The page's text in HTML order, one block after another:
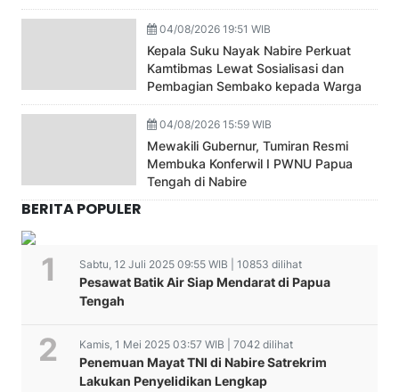
04/08/2026 19:51 WIB
Kepala Suku Nayak Nabire Perkuat
Kamtibmas Lewat Sosialisasi dan
Pembagian Sembako kepada Warga
04/08/2026 15:59 WIB
Mewakili Gubernur, Tumiran Resmi
Membuka Konferwil I PWNU Papua
Tengah di Nabire
BERITA POPULER
Sabtu, 12 Juli 2025 09:55 WIB | 10853 dilihat
Pesawat Batik Air Siap Mendarat di Papua
Tengah
Kamis, 1 Mei 2025 03:57 WIB | 7042 dilihat
Penemuan Mayat TNI di Nabire Satrekrim
Lakukan Penyelidikan Lengkap